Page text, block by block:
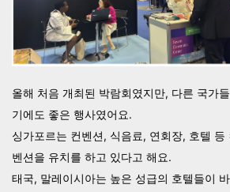
올해 처음 개최된 박람회였지만, 다른 국가
기에도 좋은 행사였어요.
싱가포르는 컨벤션, 식음료, 연회장, 호텔 등
벤션을 유치를 하고 있다고 해요.
태국, 말레이시아는 높은 성급의 호텔들이